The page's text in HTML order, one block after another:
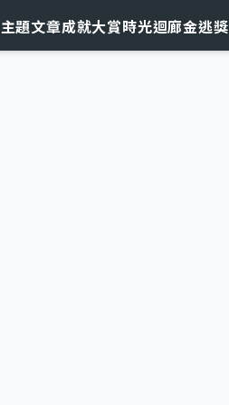
主題文章成就大賞時光迴廊金逃獎